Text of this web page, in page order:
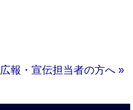
広報・宣伝担当者の方へ »